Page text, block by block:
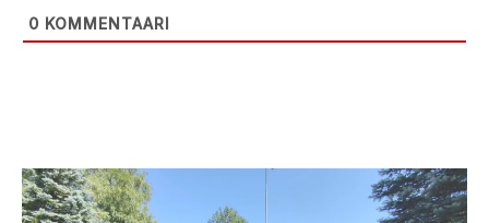
0 KOMMENTAARI